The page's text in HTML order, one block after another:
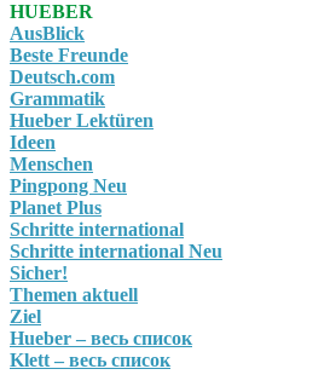
HUEBER
AusBlick
Beste Freunde
Deutsch.com
Grammatik
Hueber Lektüren
Ideen
Menschen
Pingpong Neu
Planet Plus
Schritte international
Schritte international Neu
Sicher!
Themen aktuell
Ziel
Hueber – весь список
Klett – весь список